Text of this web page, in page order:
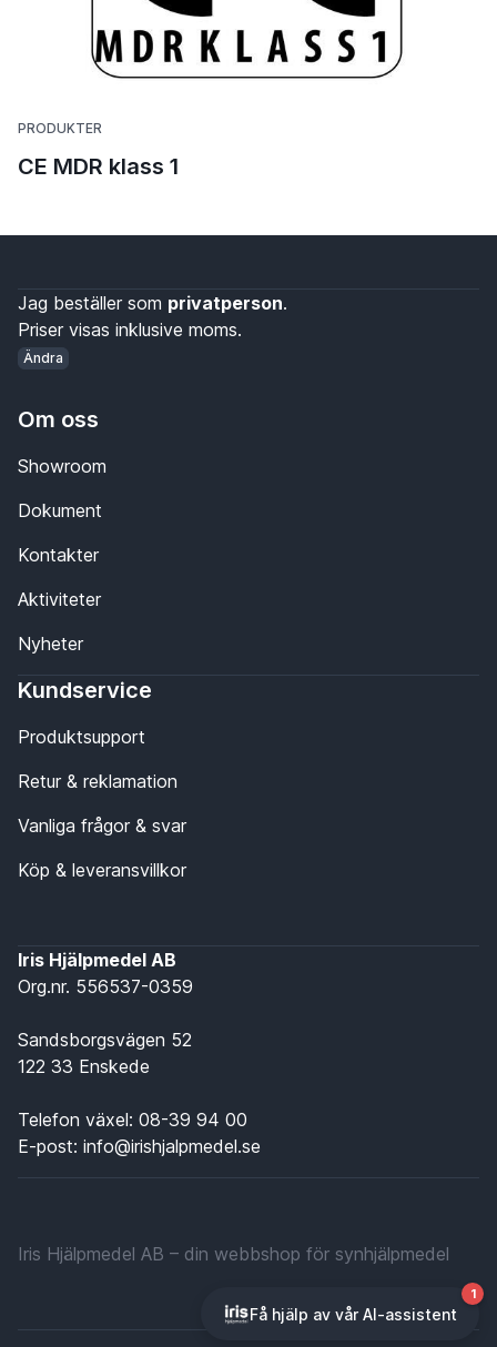
PRODUKTER
CE MDR klass 1
Jag beställer som privatperson.
Priser visas inklusive moms.
Ändra
Om oss
Showroom
Dokument
Kontakter
Aktiviteter
Nyheter
Kundservice
Produktsupport
Retur & reklamation
Vanliga frågor & svar
Köp & leveransvillkor
Iris Hjälpmedel AB
Org.nr. 556537-0359
Sandsborgsvägen 52
122 33 Enskede
Telefon växel: 08-39 94 00
E-post: info@irishjalpmedel.se
Iris Hjälpmedel AB – din webbshop för synhjälpmedel